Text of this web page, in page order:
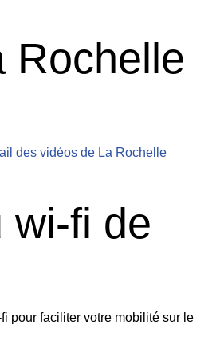
Rochelle
des vidéos de La Rochelle
wi-fi de
pour faciliter votre mobilité sur le